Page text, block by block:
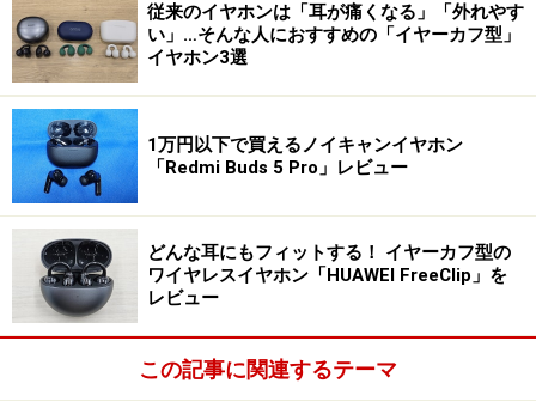
アプリ「Xiaomi EarBuds」の「イマーシブオーディオ」設定
画面
高性能なアクティブノイズキャンセリング
機能
周囲のノイズを低減する「ノイズキャンセリング機能」
も充実。最大52dB／4kHzの高性能アクティブノイズキ
ャンセリング（ANC）機能に加え、クリアな通話品質を
実現するAI通話ノイズリダクションを搭載しています。
従来のイヤホンは「耳が痛くなる」「外れやす
い」…そんな人におすすめの「イヤーカフ型」
イヤホン3選
1万円以下で買えるノイキャンイヤホン
「Redmi Buds 5 Pro」レビュー
どんな耳にもフィットする！ イヤーカフ型の
ワイヤレスイヤホン「HUAWEI FreeClip」を
レビュー
この記事に関連するテーマ